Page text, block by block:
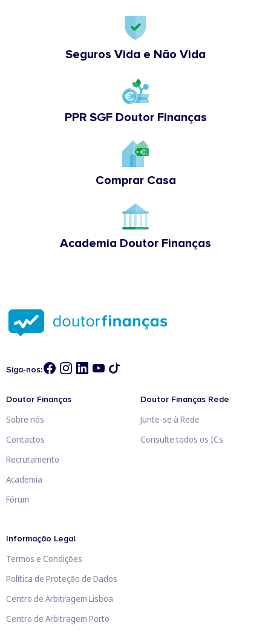
Seguros Vida e Não Vida
PPR SGF Doutor Finanças
Comprar Casa
Academia Doutor Finanças
Siga-nos:
Doutor Finanças
Sobre nós
Contactos
Recrutamento
Academia
Fórum
Doutor Finanças Rede
Junte-se à Rede
Consulte todos os ICs
Informação Legal
Termos e Condições
Política de Proteção de Dados
Centro de Arbitragem Lisboa
Centro de Arbitragem Porto